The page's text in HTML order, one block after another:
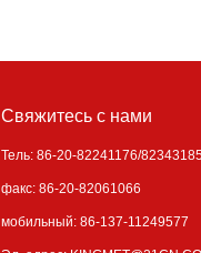
Свяжитесь с нами
Тель: 86-20-82241176/
факс: 86-20-82061066
мобильный: 86-137-11249577